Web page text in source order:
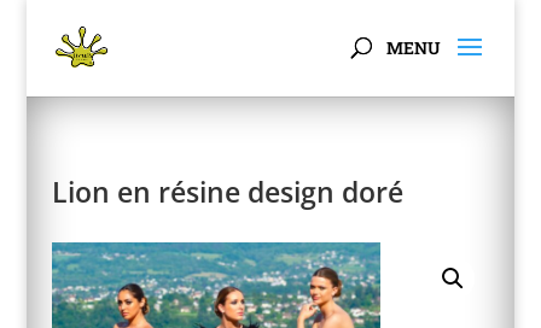
Lion en résine design doré